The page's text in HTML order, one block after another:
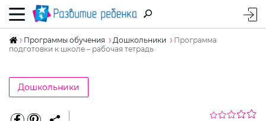
Программы обучения Дошкольники
Программа
подготовки к школе – рабочая тетрадь
Дошкольники